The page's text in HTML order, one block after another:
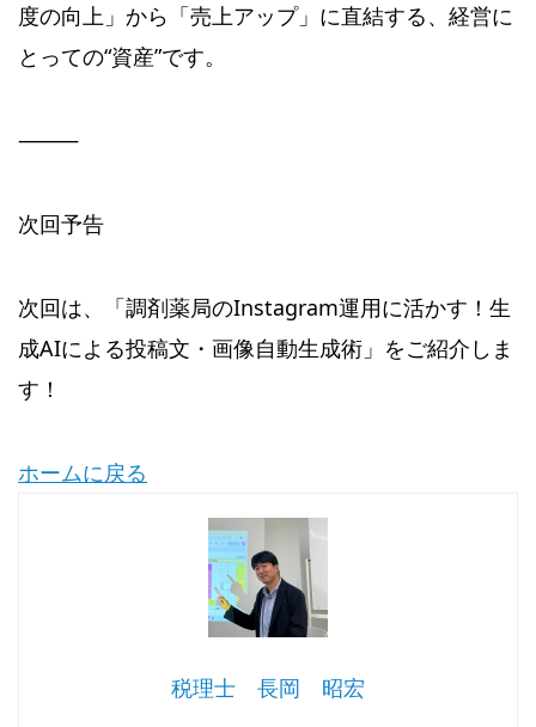
度の向上」から「売上アップ」に直結する、経営に
とっての“資産”です。
⸻
次回予告
次回は、「調剤薬局のInstagram運用に活かす！生
成AIによる投稿文・画像自動生成術」をご紹介しま
す！
ホームに戻る
税理士 長岡 昭宏